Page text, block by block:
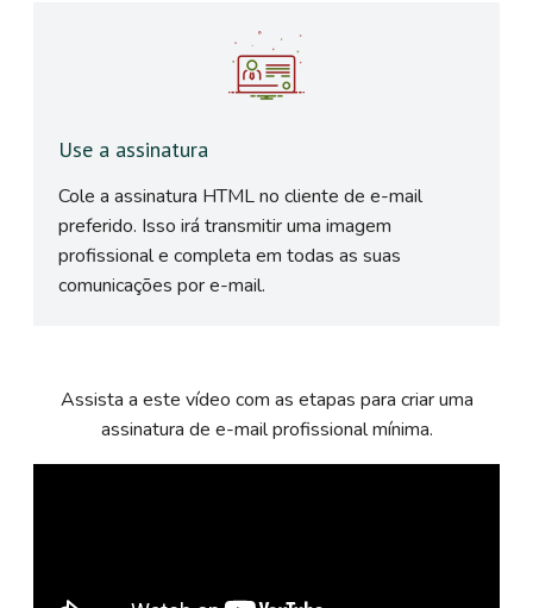
Use a assinatura
Cole a assinatura HTML no cliente de e-mail
preferido. Isso irá transmitir uma imagem
profissional e completa em todas as suas
comunicações por e-mail.
Assista a este vídeo com as etapas para criar uma
assinatura de e-mail profissional mínima.